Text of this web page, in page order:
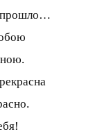
прошло…